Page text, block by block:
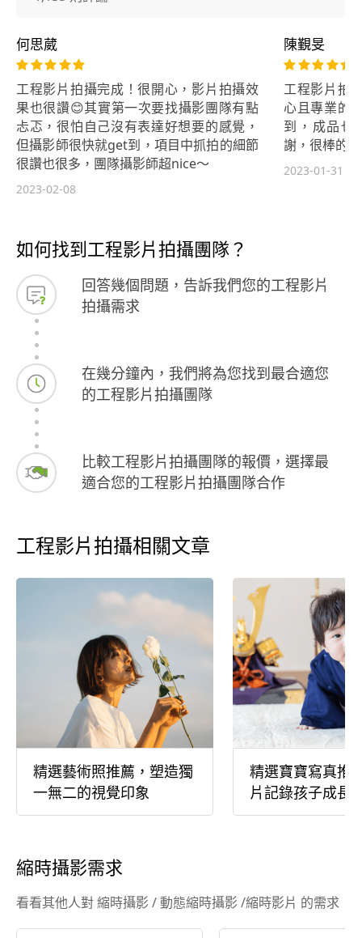
何思葳
工程影片拍攝完成！很開心，影片拍攝效
果也很讚😊其實第一次要找攝影團隊有點
忐忑，很怕自己沒有表達好想要的感覺，
但攝影師很快就get到，項目中抓拍的細節
很讚也很多，團隊攝影師超nice～
2023-02-08
陳覲旻
工程影片拍
心且專業的
到，成品也
謝，很棒的
2023-01-31
如何找到工程影片拍攝團隊？
回答幾個問題，告訴我們您的工程影片
拍攝需求
在幾分鐘內，我們將為您找到最合適您
的工程影片拍攝團隊
比較工程影片拍攝團隊的報價，選擇最
適合您的工程影片拍攝團隊合作
工程影片拍攝相關文章
精選藝術照推薦，塑造獨
一無二的視覺印象
精選寶寶寫真推
片記錄孩子成長
縮時攝影需求
看看其他人對 縮時攝影 / 動態縮時攝影 /縮時影片 的需求